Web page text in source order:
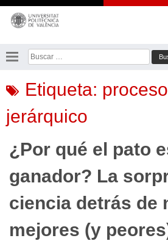
Saltar
contenido
Buscar:
Etiqueta:
jerárquico
¿Por qué el pato
ganador? La
ciencia detrás de
mejores (y